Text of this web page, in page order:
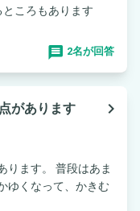
ころもあります
2名が回答
があります
navigate_next
ります。 普段はあま
ゆくなって、かきむ